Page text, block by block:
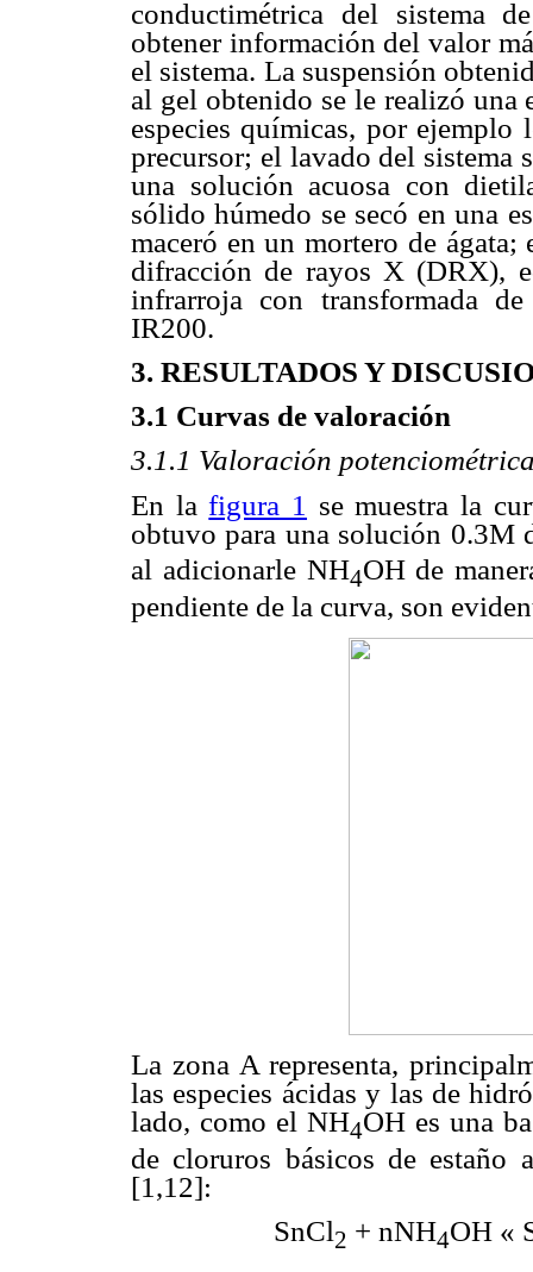
conductimétrica del sistema
obtener información del valor
el sistema. La suspensión
al gel obtenido se le realizó una
especies químicas, por ejemplo
precursor; el lavado del sistema
una solución acuosa con
sólido húmedo se secó en una
maceró en un mortero de
difracción de rayos X (DRX),
infrarroja con transformada
IR200.
3. RESULTADOS Y
3.1 Curvas de valoración
3.1.1 Valoración
En lafigura 1 se muestra la
obtuvo para una solución 0.3M
al adicionarle NH4OH de
pendiente de la curva, son
La zona A representa,
las especies ácidas y las de
lado, como el NH4OH es una
de cloruros básicos de estaño
[1,12]:
SnCl2 + nNH4OH «